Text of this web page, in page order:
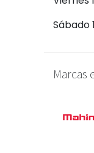
Sábado
Marcas